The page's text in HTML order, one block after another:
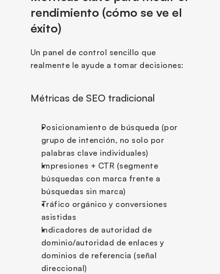
rendimiento (cómo se ve el
éxito)
Un panel de control sencillo que
realmente le ayude a tomar decisiones:
Métricas de SEO tradicional
Posicionamiento de búsqueda (por
grupo de intención, no solo por
palabras clave individuales)
Impresiones + CTR (segmente
búsquedas con marca frente a
búsquedas sin marca)
Tráfico orgánico y conversiones
asistidas
Indicadores de autoridad de
dominio/autoridad de enlaces y
dominios de referencia (señal
direccional)